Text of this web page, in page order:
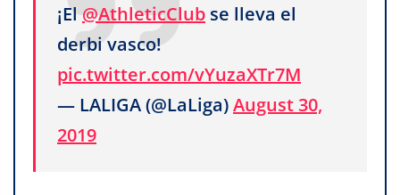
¡El @AthleticClub se lleva el
derbi vasco!
pic.twitter.com/vYuzaXTr7M
— LALIGA (@LaLiga)August 30,
2019